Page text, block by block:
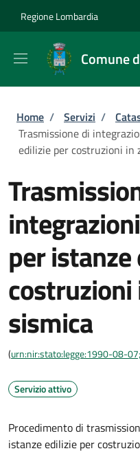
Regione Lombardia
Comune
Briciole di
Home / Servizi /
Trasmissione di
edilizie per costruzioni in
per
costruzioni
sismica
(urn:nir:stato:legge:1990-08-
Servizio attivo
Procedimento di
istanze edilizie per